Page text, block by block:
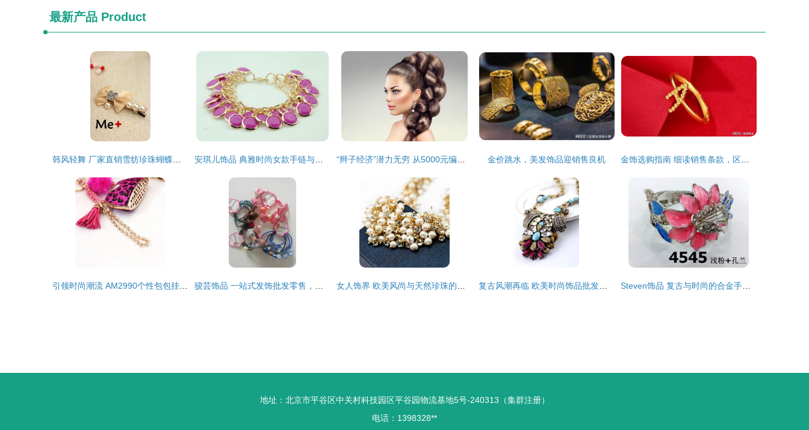
最新产品 Product
金价跳水，美发饰品迎销售良机
地址：北京市平谷区中关村科技园区平谷园物流基地5号-240313（集群注册）
电话：1398328**